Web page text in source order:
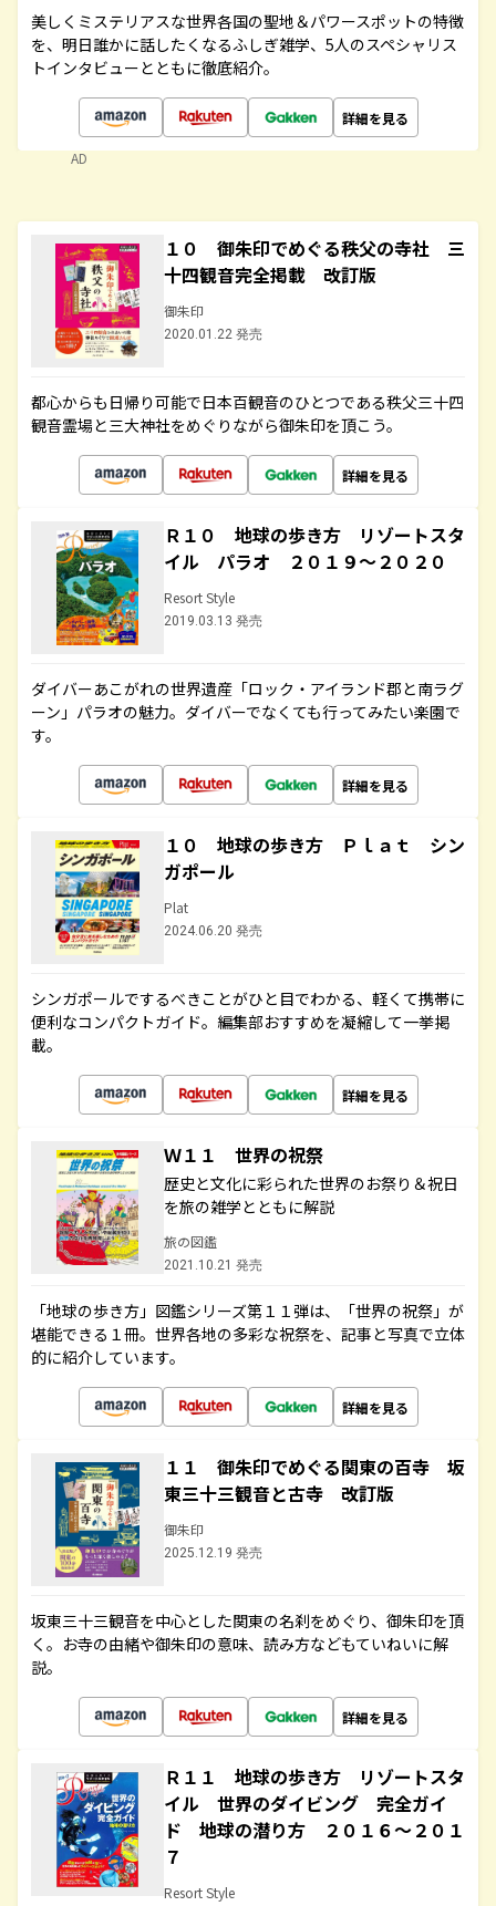
美しくミステリアスな世界各国の聖地＆パワースポットの特徴
を、明日誰かに話したくなるふしぎ雑学、5人のスペシャリス
トインタビューとともに徹底紹介。
詳細を見る
AD
１０ 御朱印でめぐる秩父の寺社 三
十四観音完全掲載 改訂版
御朱印
2020.01.22 発売
都心からも日帰り可能で日本百観音のひとつである秩父三十四
観音霊場と三大神社をめぐりながら御朱印を頂こう。
詳細を見る
Ｒ１０ 地球の歩き方 リゾートスタ
イル パラオ ２０１９～２０２０
Resort Style
2019.03.13 発売
ダイバーあこがれの世界遺産「ロック・アイランド郡と南ラグ
ーン」パラオの魅力。ダイバーでなくても行ってみたい楽園で
す。
詳細を見る
１０ 地球の歩き方 Ｐｌａｔ シン
ガポール
Plat
2024.06.20 発売
シンガポールでするべきことがひと目でわかる、軽くて携帯に
便利なコンパクトガイド。編集部おすすめを凝縮して一挙掲
載。
詳細を見る
Ｗ１１ 世界の祝祭
歴史と文化に彩られた世界のお祭り＆祝日
を旅の雑学とともに解説
旅の図鑑
2021.10.21 発売
「地球の歩き方」図鑑シリーズ第１１弾は、「世界の祝祭」が
堪能できる１冊。世界各地の多彩な祝祭を、記事と写真で立体
的に紹介しています。
詳細を見る
１１ 御朱印でめぐる関東の百寺 坂
東三十三観音と古寺 改訂版
御朱印
2025.12.19 発売
坂東三十三観音を中心とした関東の名刹をめぐり、御朱印を頂
く。お寺の由緒や御朱印の意味、読み方などもていねいに解
説。
詳細を見る
Ｒ１１ 地球の歩き方 リゾートスタ
イル 世界のダイビング 完全ガイ
ド 地球の潜り方 ２０１６～２０１
７
Resort Style